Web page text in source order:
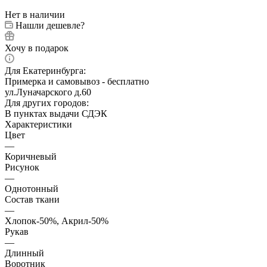
Нет в наличии
Нашли дешевле?
Хочу в подарок
Для Екатеринбурга:
Примерка и самовывоз - бесплатно
ул.Луначарского д.60
Для других городов:
В пунктах выдачи СДЭК
Характеристики
Цвет
—
Коричневый
Рисунок
—
Однотонный
Состав ткани
—
Хлопок-50%, Акрил-50%
Рукав
—
Длинный
Воротник